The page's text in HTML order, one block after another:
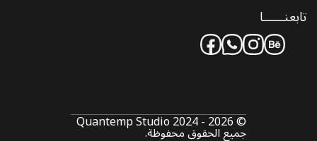
تابعنــــــا
© Quantemp Studio 2024 - 2026
جميع الحقوق محفوظة.